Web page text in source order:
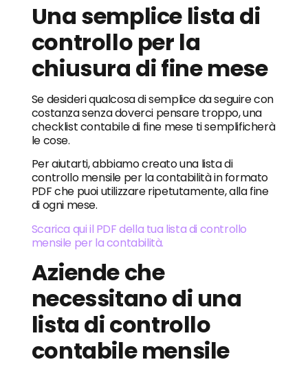
Una semplice lista di
controllo per la
chiusura di fine mese
Se desideri qualcosa di semplice da seguire con
costanza senza doverci pensare troppo, una
checklist contabile di fine mese ti semplificherà
le cose.
Per aiutarti, abbiamo creato una lista di
controllo mensile per la contabilità in formato
PDF che puoi utilizzare ripetutamente, alla fine
di ogni mese.
Scarica qui il PDF della tua lista di controllo
mensile per la contabilità.
Aziende che
necessitano di una
lista di controllo
contabile mensile